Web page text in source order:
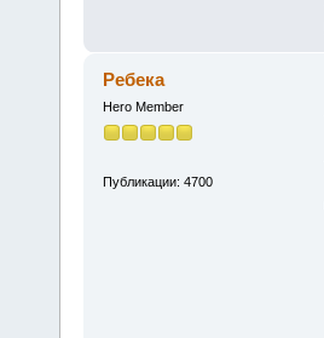
Ребека
Hero Member
Публикации: 4700